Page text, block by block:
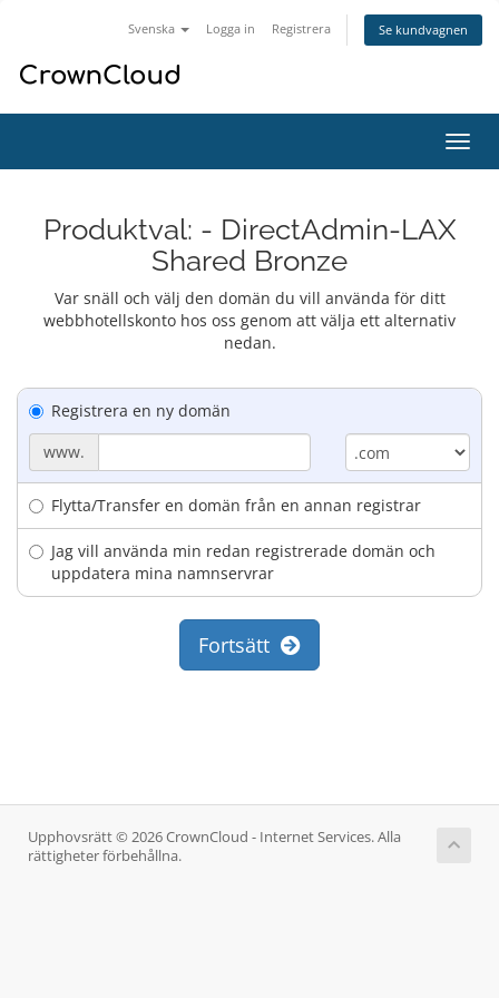
Svenska Logga in Registrera Se kundvagnen
Växla
Produktval: - DirectAdmin-LAX
Shared Bronze
Var snäll och välj den domän du vill använda för ditt
webbhotellskonto hos oss genom att välja ett alternativ
nedan.
Registrera en ny domän
www.
Flytta/Transfer en domän från en annan registrar
Jag vill använda min redan registrerade domän och
uppdatera mina namnservrar
Fortsätt
Upphovsrätt © 2026 CrownCloud - Internet Services. Alla
rättigheter förbehållna.